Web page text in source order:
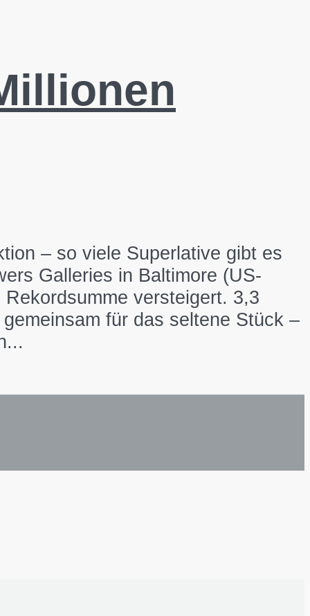
– so viele Superlative gibt es
Galleries in Baltimore (US-
versteigert. 3,3
für das seltene Stück –